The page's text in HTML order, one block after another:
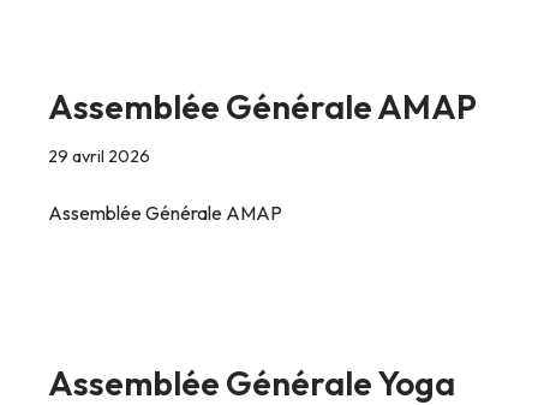
Assemblée Générale AMAP
29 avril 2026
Assemblée Générale AMAP
Assemblée Générale Yoga